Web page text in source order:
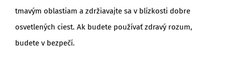
tmavým oblastiam a zdržiavajte sa v blízkosti dobre
osvetlených ciest. Ak budete používať zdravý rozum,
budete v bezpečí.